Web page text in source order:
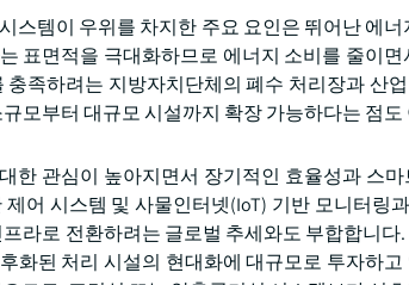
스템이 우위를 차지한 주요 요인은 뛰어난 에
표면적을 극대화하므로 에너지 소비를 줄이
족하려는 지방자치단체의 폐수 처리장과 산
모부터 대규모 시설까지 확장 가능하다는 점
한 관심이 높아지면서 장기적인 효율성과 스
어 시스템 및 사물인터넷(IoT) 기반 모니터링
라로 전환하려는 글로벌 추세와도 부합합니다.
화된 처리 시설의 현대화에 대규모로 투자하